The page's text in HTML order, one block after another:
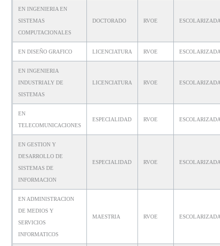
EN INGENIERIA EN
SISTEMAS
COMPUTACIONALES
DOCTORADO RVOE
EN DISEÑO GRAFICO LICENCIATURA RVOE
EN INGENIERIA
INDUSTRIALY DE
SISTEMAS
LICENCIATURA RVOE
EN
TELECOMUNICACIONES
ESPECIALIDAD RVOE
EN GESTION Y
DESARROLLO DE
SISTEMAS DE
INFORMACION
ESPECIALIDAD RVOE
EN ADMINISTRACION
DE MEDIOS Y
SERVICIOS
INFORMATICOS
MAESTRIA RVOE